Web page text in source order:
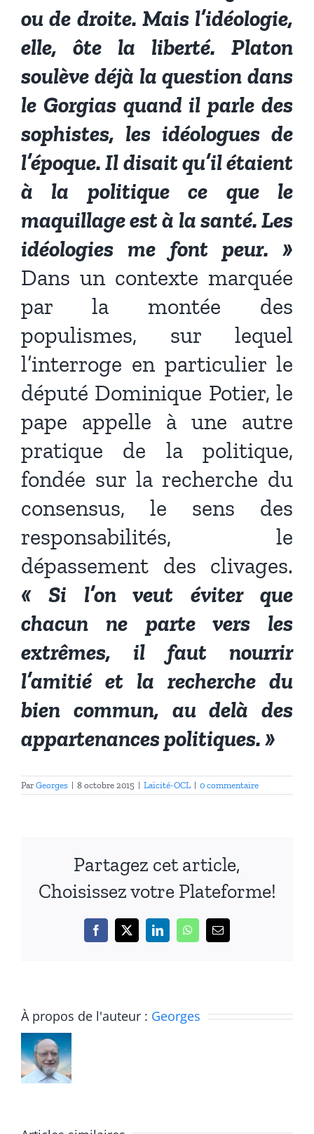
ou de droite. Mais l’idéologie,
elle, ôte la liberté. Platon
soulève déjà la question dans
le Gorgias quand il parle des
sophistes, les idéologues de
l’époque. Il disait qu’il étaient
à la politique ce que le
maquillage est à la santé. Les
idéologies me font peur. »
Dans un contexte marquée
par la montée des
populismes, sur lequel
l’interroge en particulier le
député Dominique Potier, le
pape appelle à une autre
pratique de la politique,
fondée sur la recherche du
consensus, le sens des
responsabilités, le
dépassement des clivages.
« Si l’on veut éviter que
chacun ne parte vers les
extrêmes, il faut nourrir
l’amitié et la recherche du
bien commun, au delà des
appartenances politiques. »
Par Georges | 8 octobre 2015 | Laïcité-OCL | 0 commentaire
Partagez cet article,
Choisissez votre Plateforme!
Facebook
X LinkedInWhatsApp
Email
À propos de l'auteur : Georges